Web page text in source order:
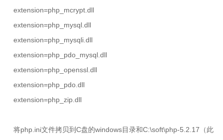
extension=php_mcrypt.dll
extension=php_mysql.dll
extension=php_mysqli.dll
extension=php_pdo_mysql.dll
extension=php_openssl.dll
extension=php_pdo.dll
extension=php_zip.dll
将php.ini文件拷贝到 C盘的windows目录和C:\soft\php-5.2.17 （此